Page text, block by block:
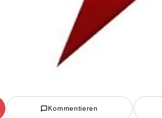
Kommentieren